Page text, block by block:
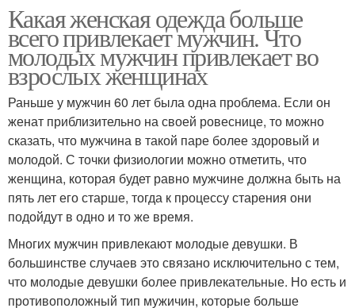
Какая женская одежда больше
всего привлекает мужчин. Что
молодых мужчин привлекает во
взрослых женщинах
Раньше у мужчин 60 лет была одна проблема. Если он
женат приблизительно на своей ровеснице, то можно
сказать, что мужчина в такой паре более здоровый и
молодой. С точки физиологии можно отметить, что
женщина, которая будет равно мужчине должна быть на
пять лет его старше, тогда к процессу старения они
подойдут в одно и то же время.
Многих мужчин привлекают молодые девушки. В
большинстве случаев это связано исключительно с тем,
что молодые девушки более привлекательные. Но есть и
противоположный тип мужичин, которые больше